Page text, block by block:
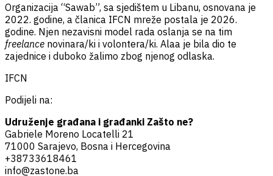
Organizacija “Sawab”, sa sjedištem u Libanu, osnovana je
2022. godine, a članica IFCN mreže postala je 2026.
godine. Njen nezavisni model rada oslanja se na tim
freelance novinara/ki i volontera/ki. Alaa je bila dio te
zajednice i duboko žalimo zbog njenog odlaska.
IFCN
Podijeli na:
Udruženje građana i građanki Zašto ne?
Gabriele Moreno Locatelli 21
71000 Sarajevo, Bosna i Hercegovina
+38733618461
info@zastone.ba